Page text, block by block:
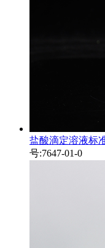
盐酸滴定溶液标
号:7647-01-0